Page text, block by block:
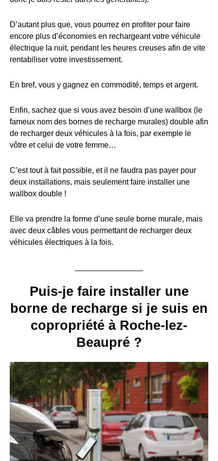
D’autant plus que, vous pourrez en profiter pour faire
encore plus d’économies en rechargeant votre véhicule
électrique la nuit, pendant les heures creuses afin de vite
rentabiliser votre investissement.
En bref, vous y gagnez en commodité, temps et argent.
Enfin, sachez que si vous avez besoin d’une wallbox (le
fameux nom des bornes de recharge murales) double afin
de recharger deux véhicules à la fois, par exemple le
vôtre et celui de votre femme…
C’est tout à fait possible, et il ne faudra pas payer pour
deux installations, mais seulement faire installer une
wallbox double !
Elle va prendre la forme d’une seule borne murale, mais
avec deux câbles vous permettant de recharger deux
véhicules électriques à la fois.
Puis-je faire installer une
borne de recharge si je suis en
copropriété à Roche-lez-
Beaupré ?